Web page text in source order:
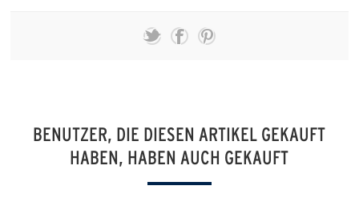
BENUTZER, DIE DIESEN ARTIKEL GEKAUFT
HABEN, HABEN AUCH GEKAUFT